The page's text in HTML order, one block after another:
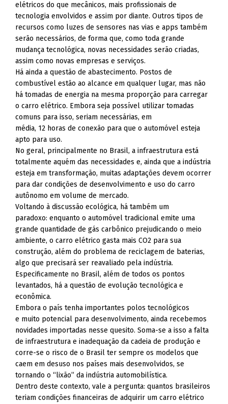
elétricos do que mecânicos, mais profissionais de
tecnologia envolvidos e assim por diante. Outros tipos de
recursos como luzes de sensores nas vias e apps também
serão necessários, de forma que, como toda grande
mudança tecnológica, novas necessidades serão criadas,
assim como novas empresas e serviços.
Há ainda a questão de abastecimento. Postos de
combustível estão ao alcance em qualquer lugar, mas não
há tomadas de energia na mesma proporção para carregar
o carro elétrico. Embora seja possível utilizar tomadas
comuns para isso, seriam necessárias, em
média, 12 horas de conexão para que o automóvel esteja
apto para uso.
No geral, principalmente no Brasil, a infraestrutura está
totalmente aquém das necessidades e, ainda que a indústria
esteja em transformação, muitas adaptações devem ocorrer
para dar condições de desenvolvimento e uso do carro
autônomo em volume de mercado.
Voltando à discussão ecológica, há também um
paradoxo: enquanto o automóvel tradicional emite uma
grande quantidade de gás carbônico prejudicando o meio
ambiente, o carro elétrico gasta mais CO2 para sua
construção, além do problema de reciclagem de baterias,
algo que precisará ser reavaliado pela indústria.
Especificamente no Brasil, além de todos os pontos
levantados, há a questão de evolução tecnológica e
econômica.
Embora o país tenha importantes polos tecnológicos
e muito potencial para desenvolvimento, ainda recebemos
novidades importadas nesse quesito. Soma-se a isso a falta
de infraestrutura e inadequação da cadeia de produção e
corre-se o risco de o Brasil ter sempre os modelos que
caem em desuso nos países mais desenvolvidos, se
tornando o “lixão” da indústria automobilística.
Dentro deste contexto, vale a pergunta: quantos brasileiros
teriam condições financeiras de adquirir um carro elétrico